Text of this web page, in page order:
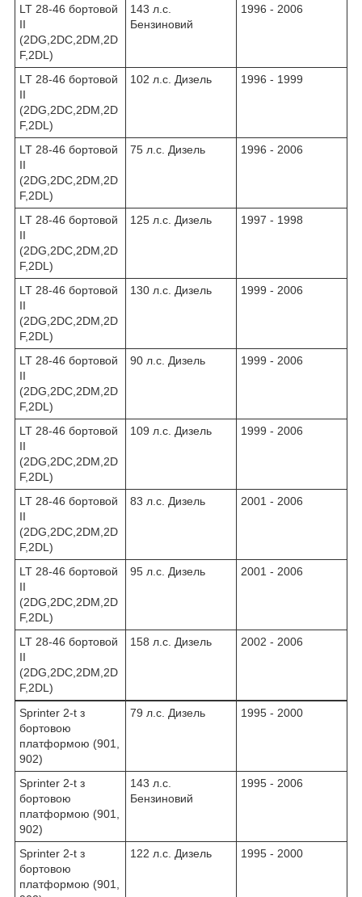
LT 28-46 бортовой
II
(2DG,2DC,2DM,2D
F,2DL)
143 л.с.
Бензиновий
1996 - 2006
LT 28-46 бортовой
II
(2DG,2DC,2DM,2D
F,2DL)
102 л.с. Дизель 1996 - 1999
LT 28-46 бортовой
II
(2DG,2DC,2DM,2D
F,2DL)
75 л.с. Дизель 1996 - 2006
LT 28-46 бортовой
II
(2DG,2DC,2DM,2D
F,2DL)
125 л.с. Дизель 1997 - 1998
LT 28-46 бортовой
II
(2DG,2DC,2DM,2D
F,2DL)
130 л.с. Дизель 1999 - 2006
LT 28-46 бортовой
II
(2DG,2DC,2DM,2D
F,2DL)
90 л.с. Дизель 1999 - 2006
LT 28-46 бортовой
II
(2DG,2DC,2DM,2D
F,2DL)
109 л.с. Дизель 1999 - 2006
LT 28-46 бортовой
II
(2DG,2DC,2DM,2D
F,2DL)
83 л.с. Дизель 2001 - 2006
LT 28-46 бортовой
II
(2DG,2DC,2DM,2D
F,2DL)
95 л.с. Дизель 2001 - 2006
LT 28-46 бортовой
II
(2DG,2DC,2DM,2D
F,2DL)
158 л.с. Дизель 2002 - 2006
Sprinter 2-t з
бортовою
платформою (901,
902)
79 л.с. Дизель 1995 - 2000
Sprinter 2-t з
бортовою
платформою (901,
902)
143 л.с.
Бензиновий
1995 - 2006
Sprinter 2-t з
бортовою
платформою (901,
122 л.с. Дизель 1995 - 2000